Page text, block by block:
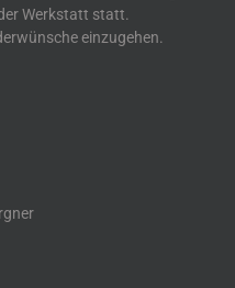
Werkstatt statt.
einzugehen.